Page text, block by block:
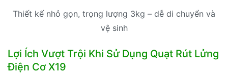
Thiết kế nhỏ gọn, trọng lượng 3kg – dễ di chuyển và
vệ sinh
Lợi Ích Vượt Trội Khi Sử Dụng Quạt Rút Lửng
Điện Cơ X19